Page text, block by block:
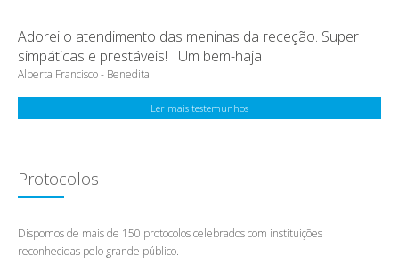
Adorei o atendimento das meninas da receção. Super
simpáticas e prestáveis! Um bem-haja
Alberta Francisco - Benedita
Ler mais testemunhos
Protocolos
Dispomos de mais de 150 protocolos celebrados com instituições
reconhecidas pelo grande público.